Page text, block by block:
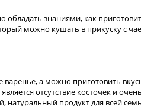
обладать знаниями, как
можно кушать в прикуску с
варенье, а можно приготовить
отсутствие косточек и
натуральный продукт для всей